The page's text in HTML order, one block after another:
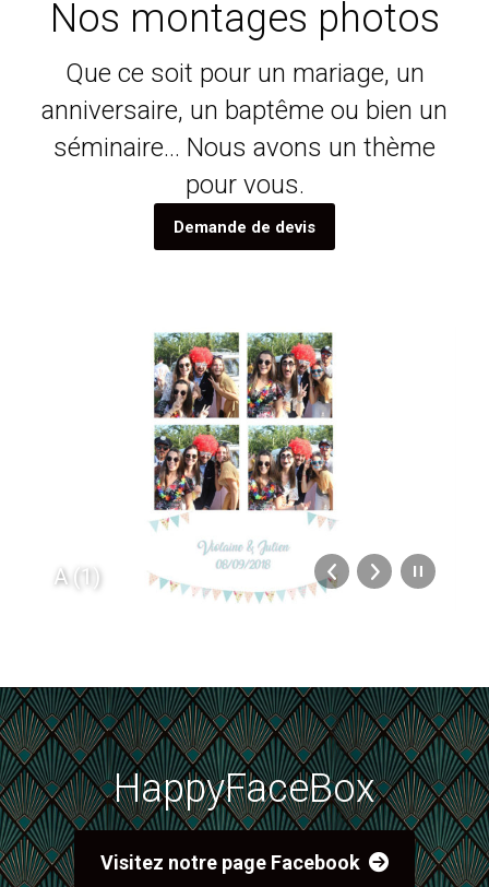
Nos montages photos
Que ce soit pour un mariage, un
anniversaire, un baptême ou bien un
séminaire… Nous avons un thème
pour vous.
Demande de devis
A (1)
HappyFaceBox
Visitez notre page Facebook